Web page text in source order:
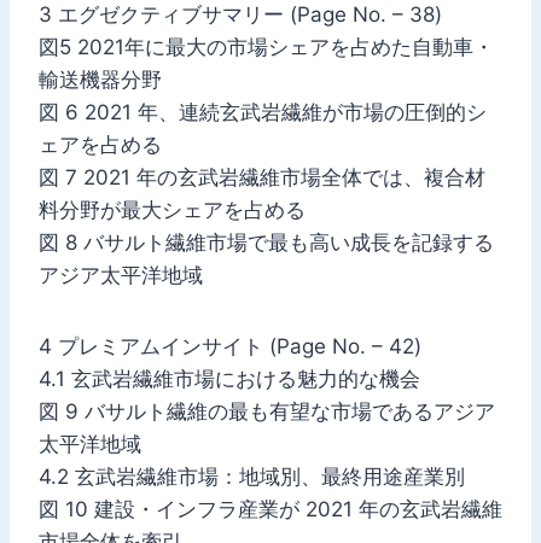
3 エグゼクティブサマリー (Page No. – 38)
図5 2021年に最大の市場シェアを占めた自動車・
輸送機器分野
図 6 2021 年、連続玄武岩繊維が市場の圧倒的シ
ェアを占める
図 7 2021 年の玄武岩繊維市場全体では、複合材
料分野が最大シェアを占める
図 8 バサルト繊維市場で最も高い成長を記録する
アジア太平洋地域
4 プレミアムインサイト (Page No. – 42)
4.1 玄武岩繊維市場における魅力的な機会
図 9 バサルト繊維の最も有望な市場であるアジア
太平洋地域
4.2 玄武岩繊維市場：地域別、最終用途産業別
図 10 建設・インフラ産業が 2021 年の玄武岩繊維